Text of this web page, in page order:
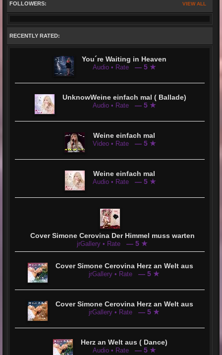
auch mehrfach auf Platz 1 gelandet sind. Ihre Fanbase
wächst stetig: Immer mehr Menschen fühlen sich von ihrer
Lebensfreude, ihrer Herzlichkeit und ihrer musikalischen
auf sich, um Simone Cerovina live zu erleben.
Ihr Repertoire reicht von gefühlvollen Balladen über den
Verlust geliebter Menschen bis hin zu lebensfrohen
Partysongs, die zeigen: Man ist nie zu alt, um jung zu sein
und es ist nie zu spät, das Leben zu feiern. Besonders
Charme. In ihrer aktuellen Single etwa nimmt sie
augenzwinkernd die oberflächlichen Absichten vieler
Männer aufs Korn – entstanden bei einem Glas Wein und
Wahre Künstlerkarrieren kennen keine Altersgrenzen. Ihre
Musik ist tiefgründig, ehrlich, lebensnah – und vor allem
VIEW ALL
FOLLOWERS:
RECENTLY RATED:
You´re Waiting in Heaven
Audio • Rate — 5 ★
UnknowWeine einfach mal ( Ballade)
Audio • Rate — 5 ★
Weine einfach mal
Video • Rate — 5 ★
Weine einfach mal
Audio • Rate — 5 ★
Cover Simone Cerovina Der Himmel muss warten
jrGallery • Rate — 5 ★
Cover Simone Cerovina Herz an Welt aus
jrGallery • Rate — 5 ★
Cover Simone Cerovina Herz an Welt aus
jrGallery • Rate — 5 ★
Herz an Welt aus ( Dance)
Audio • Rate — 5 ★